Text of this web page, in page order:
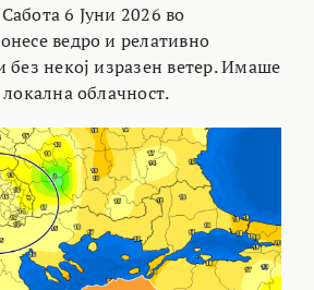
6 Јуни 2026 во
ведро и релативно
без некој изразен ветер. Имаше
облачност.